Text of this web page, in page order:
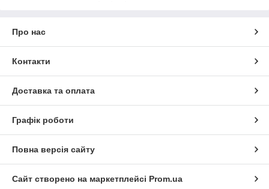
Про нас
Контакти
Доставка та оплата
Графік роботи
Повна версія сайту
Сайт створено на маркетплейсі Prom.ua